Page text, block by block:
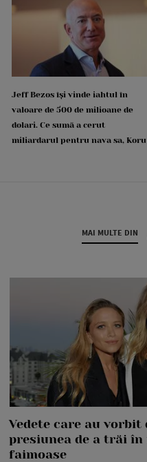
Jeff Bezos își vinde iahtul în
valoare de 500 de milioane de
dolari. Ce sumă a cerut
miliardarul pentru nava sa, Koru
MAI MULTE DIN
Vedete care au vorbit
presiunea de a trăi
faimoase